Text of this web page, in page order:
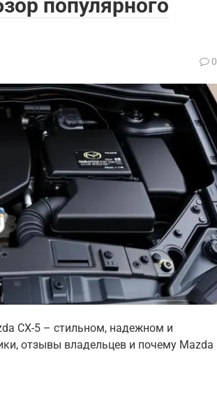
популярного
0
CX-5 – стильном, надежном и
отзывы владельцев и почему Mazda